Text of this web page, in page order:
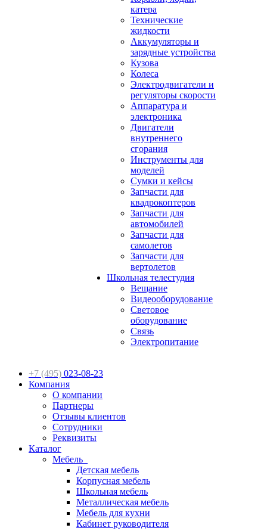
катера
Технические
жидкости
Аккумуляторы и
зарядные устройства
Кузова
Колеса
Электродвигатели и
регуляторы скорости
Аппаратура и
электроника
Двигатели
внутреннего
сгорания
Инструменты для
моделей
Сумки и кейсы
Запчасти для
квадрокоптеров
Запчасти для
автомобилей
Запчасти для
самолетов
Запчасти для
вертолетов
Школьная телестудия
Вещание
Видеооборудование
Световое
оборудование
Связь
Электропитание
+7 (495) 023-08-23
Компания
О компании
Партнеры
Отзывы клиентов
Сотрудники
Реквизиты
Каталог
Мебель
Детская мебель
Корпусная мебель
Школьная мебель
Металлическая мебель
Мебель для кухни
Кабинет руководителя